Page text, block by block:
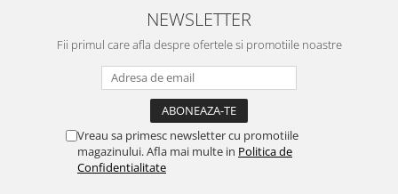
NEWSLETTER
Fii primul care afla despre ofertele si promotiile noastre
Vreau sa primesc newsletter cu promotiile
magazinului. Afla mai multe in Politica de
Confidentialitate